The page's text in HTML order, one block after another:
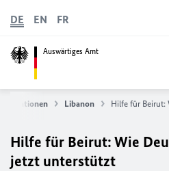
Auswärtiges Amt
DE EN FR
Libanon Hilfe für Beirut:
Hilfe für Beirut: Wie
jetzt unterstützt